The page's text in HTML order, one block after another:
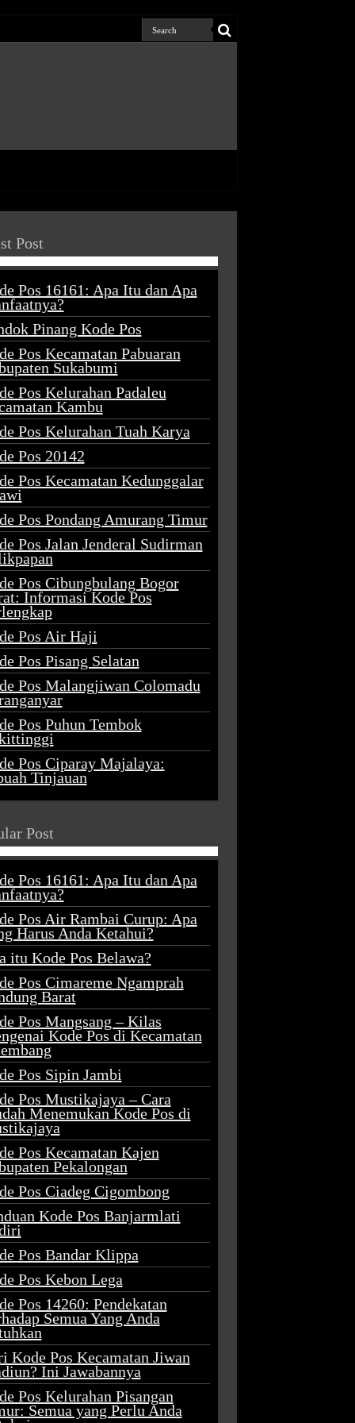
Post
Pos 16161: Apa Itu dan Apa
Pinang Kode Pos
Pos Kecamatan Pabuaran
Sukabumi
Pos Kelurahan Padaleu
Kambu
Pos Kelurahan Tuah Karya
Pos 20142
Pos Kecamatan Kedunggalar
Pos Pondang Amurang Timur
Pos Jalan Jenderal Sudirman
Pos Cibungbulang Bogor
Informasi Kode Pos
Pos Air Haji
Pos Pisang Selatan
Pos Malangjiwan Colomadu
Pos Puhun Tembok
Pos Ciparay Majalaya:
Tinjauan
Post
Pos 16161: Apa Itu dan Apa
Pos Air Rambai Curup: Apa
Harus Anda Ketahui?
itu Kode Pos Belawa?
Pos Cimareme Ngamprah
Barat
Pos Mangsang – Kilas
Kode Pos di Kecamatan
Pos Sipin Jambi
Pos Mustikajaya – Cara
Menemukan Kode Pos di
Pos Kecamatan Kajen
Pekalongan
Pos Ciadeg Cigombong
Kode Pos Banjarmlati
Pos Bandar Klippa
Pos Kebon Lega
Pos 14260: Pendekatan
Semua Yang Anda
Kode Pos Kecamatan Jiwan
Ini Jawabannya
Pos Kelurahan Pisangan
Semua yang Perlu Anda